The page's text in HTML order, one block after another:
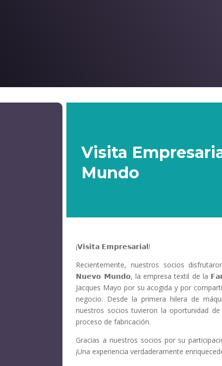
Visita
Mundo
¡𝗩𝗶𝘀𝗶𝘁𝗮 𝗘𝗺𝗽𝗿𝗲𝘀𝗮𝗿𝗶𝗮𝗹!
Recientemente, nuestros socios
𝗡𝘂𝗲𝘃𝗼 𝗠𝘂𝗻𝗱𝗼, la empresa textil de la
Jacques Mayo por su acogida y por
negocio. Desde la primera hilera de
nuestros socios tuvieron la oportunidad
proceso de fabricación.
Gracias a nuestros socios por su
¡Una experiencia verdaderamente